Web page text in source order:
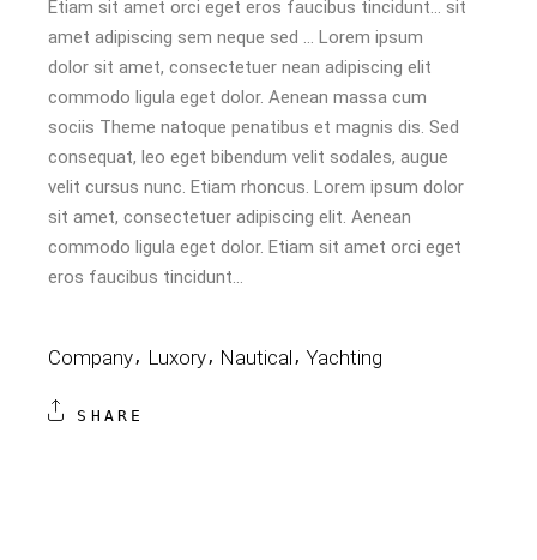
Etiam sit amet orci eget eros faucibus tincidunt… sit
amet adipiscing sem neque sed … Lorem ipsum
dolor sit amet, consectetuer nean adipiscing elit
commodo ligula eget dolor. Aenean massa cum
sociis Theme natoque penatibus et magnis dis. Sed
consequat, leo eget bibendum velit sodales, augue
velit cursus nunc. Etiam rhoncus. Lorem ipsum dolor
sit amet, consectetuer adipiscing elit. Aenean
commodo ligula eget dolor. Etiam sit amet orci eget
eros faucibus tincidunt…
Company Luxory Nautical Yachting
SHARE